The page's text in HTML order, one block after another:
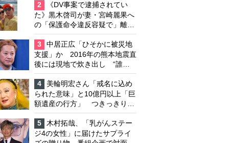
2
《DV事案で逮捕されてい
た》黒木啓司が妻・宮崎麗果へ
の「保護命令違反容疑で」離婚
協議は「第二ステージ」へ
3
中居正広「ひそかに被災地
支援」か 2016年の熊本地震直
後には現地で炊き出し “誰に
も知られなくて良い”と、むし
ろ強まる福祉活動への思い
4
美輪明宏さん「戒名に込め
られた意味」と10億円以上「巨
額遺産の行方」 つきっきりで
私生活をサポートしていた元俳
優が相続か
5
木村拓哉、「乳がんステー
ジ4の女性」に届けたサプライ